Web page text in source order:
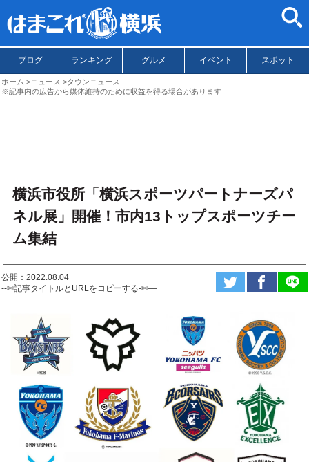
ブログ ランキング グルメ イベント スポット
ホーム ニュース
タウンニュース
※記事内の広告から媒体維持のために収益を得る場合があります
横浜市役所「横浜スポーツパートナーズパ
ネル展」開催！市内13トップスポーツチー
ム集結
公開：2022.08.04
--✄記事タイトルとURLをコピーする-✄—